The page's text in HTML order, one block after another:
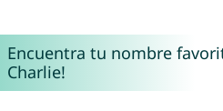
Encuentra tu nombre
Charlie!